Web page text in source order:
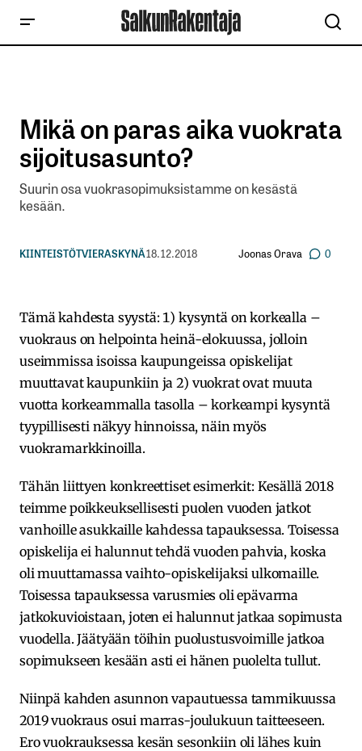
Mikä on paras aika vuokrata
sijoitusasunto?
Suurin osa vuokrasopimuksistamme on kesästä
kesään.
KIINTEISTÖTVIERASKYNÄ18.12.2018 Joonas Orava 0
Tämä kahdesta syystä: 1) kysyntä on korkealla –
vuokraus on helpointa heinä-elokuussa, jolloin
useimmissa isoissa kaupungeissa opiskelijat
muuttavat kaupunkiin ja 2) vuokrat ovat muuta
vuotta korkeammalla tasolla – korkeampi kysyntä
tyypillisesti näkyy hinnoissa, näin myös
vuokramarkkinoilla.
Tähän liittyen konkreettiset esimerkit: Kesällä 2018
teimme poikkeuksellisesti puolen vuoden jatkot
vanhoille asukkaille kahdessa tapauksessa. Toisessa
opiskelija ei halunnut tehdä vuoden pahvia, koska
oli muuttamassa vaihto-opiskelijaksi ulkomaille.
Toisessa tapauksessa varusmies oli epävarma
jatkokuvioistaan, joten ei halunnut jatkaa sopimusta
vuodella. Jäätyään töihin puolustusvoimille jatkoa
sopimukseen kesään asti ei hänen puolelta tullut.
Niinpä kahden asunnon vapautuessa tammikuussa
2019 vuokraus osui marras-joulukuun taitteeseen.
Ero vuokrauksessa kesän sesonkiin oli lähes kuin